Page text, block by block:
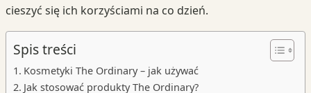
cieszyć się ich korzyściami na co dzień.
Spis treści
Kosmetyki The Ordinary – jak używać
Jak stosować produkty The Ordinary?